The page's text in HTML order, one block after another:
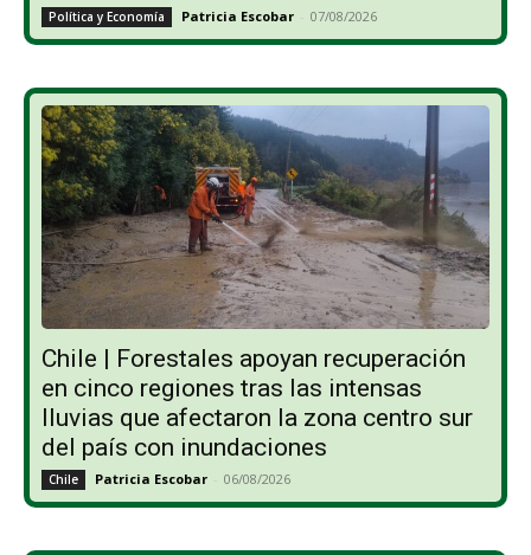
Política y Economía Patricia Escobar - 07/08/2026
Chile | Forestales apoyan recuperación
en cinco regiones tras las intensas
lluvias que afectaron la zona centro sur
del país con inundaciones
Chile Patricia Escobar - 06/08/2026